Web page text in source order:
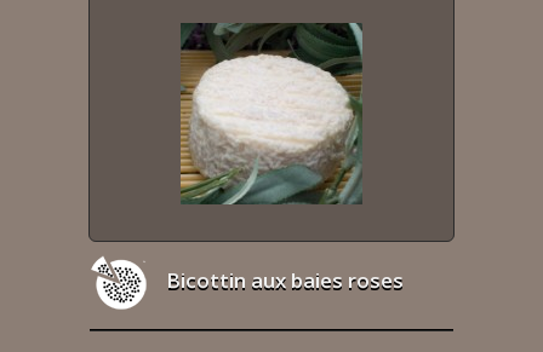
Bicottin aux baies roses